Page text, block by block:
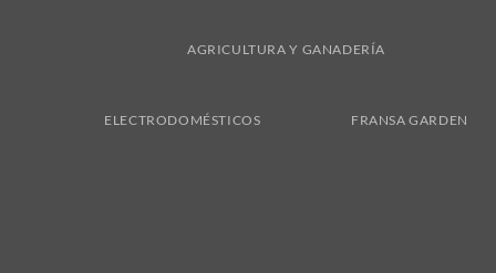
AGRICULTURA Y GANADERÍA
ELECTRODOMÉSTICOS FRANSA GARDEN